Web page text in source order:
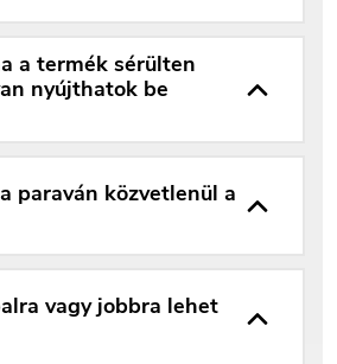
a termék sérülten
nyújthatok be
paraván közvetlenül a
vagy jobbra lehet